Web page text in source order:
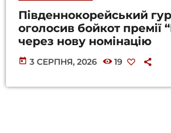
Південнокорейський
оголосив бойкот премії
через нову номінацію
today 3 СЕРПНЯ, 2026 19